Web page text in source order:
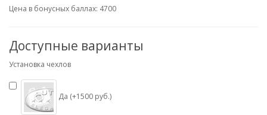
Цена в бонусных баллах: 4700
Доступные варианты
Установка чехлов
Да (+1500 руб.)